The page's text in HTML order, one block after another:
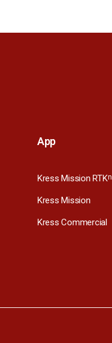
App
Kress Mission RTKn
Kress Mission
Kress Commercial